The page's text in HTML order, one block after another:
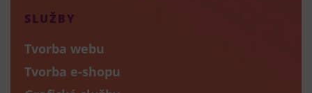
SLUŽBY
Tvorba webu
Tvorba e-shopu